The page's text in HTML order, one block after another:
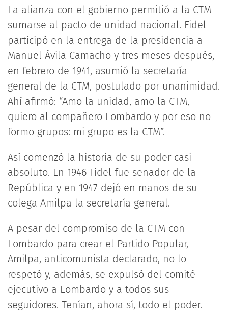
La alianza con el gobierno permitió a la CTM
sumarse al pacto de unidad nacional. Fidel
participó en la entrega de la presidencia a
Manuel Ávila Camacho y tres meses después,
en febrero de 1941, asumió la secretaría
general de la CTM, postulado por unanimidad.
Ahí afirmó: “Amo la unidad, amo la CTM,
quiero al compañero Lombardo y por eso no
formo grupos: mi grupo es la CTM”.
Así comenzó la historia de su poder casi
absoluto. En 1946 Fidel fue senador de la
República y en 1947 dejó en manos de su
colega Amilpa la secretaría general.
A pesar del compromiso de la CTM con
Lombardo para crear el Partido Popular,
Amilpa, anticomunista declarado, no lo
respetó y, además, se expulsó del comité
ejecutivo a Lombardo y a todos sus
seguidores. Tenían, ahora sí, todo el poder.